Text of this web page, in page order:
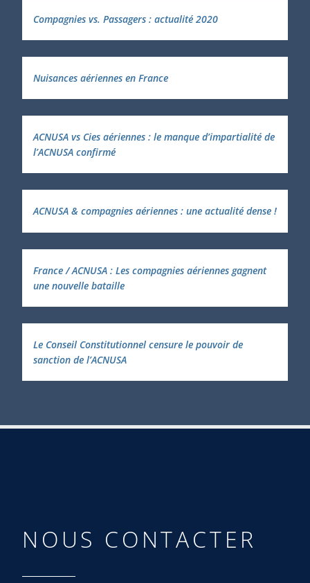
Compagnies vs. Passagers : actualité 2020
Nuisances aériennes en France
ACNUSA vs Cies aériennes : le manque d’impartialité de
l’ACNUSA confirmé
ACNUSA & compagnies aériennes : une actualité dense !
France / ACNUSA : Les compagnies aériennes gagnent
une nouvelle bataille
Le Conseil Constitutionnel censure le pouvoir de
sanction de l’ACNUSA
NOUS CONTACTER